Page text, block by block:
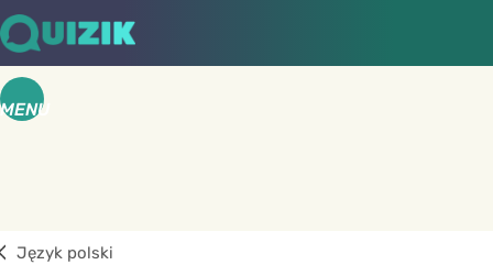
MENU
Język polski